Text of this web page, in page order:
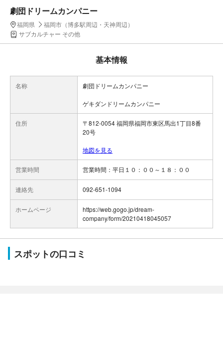
劇団ドリームカンパニー
福岡県
福岡市（博多駅周辺・天神周辺）
サブカルチャー その他
基本情報
名称 劇団ドリームカンパニー
ゲキダンドリームカンパニー
住所
〒812-0054 福岡県福岡市東区馬出1丁目8番
20号
地図を見る
営業時間
連絡先 092-651-1094
ホームページ
https://web.gogo.jp/dream-
company/form/20210418045057
スポットの口コミ